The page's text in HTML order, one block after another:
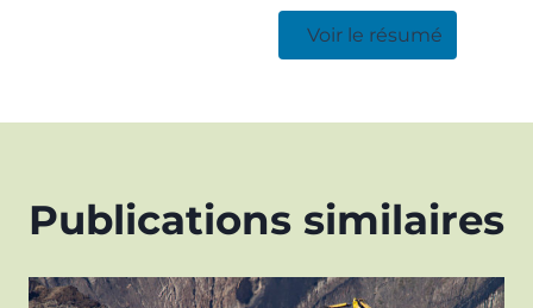
Voir le résumé
Publications similaires